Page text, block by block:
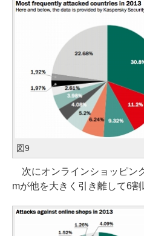
図9
次にオンラインショッピン
mが他を大きく引き離して6割